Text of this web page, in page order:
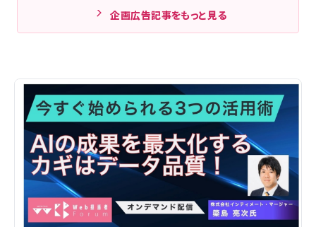
企画広告記事をもっと見る